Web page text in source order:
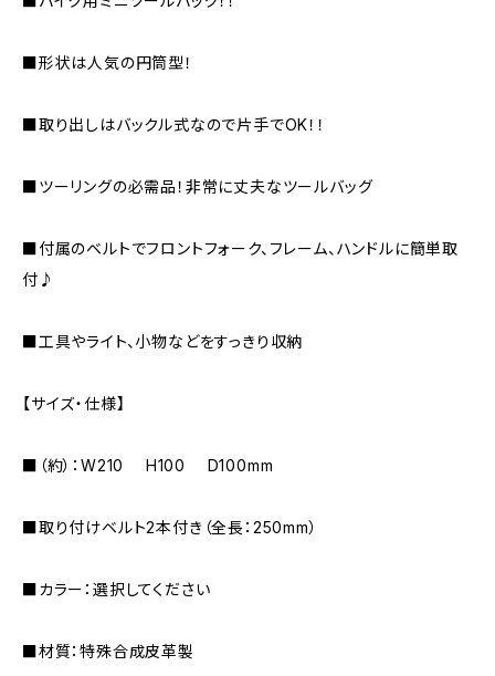
■形状は人気の円筒型！
■取り出しはバックル式なので片手でOK！！
■ツーリングの必需品！非常に丈夫なツールバッグ
■付属のベルトでフロントフォーク、フレーム、ハンドルに簡単取
付♪
■工具やライト、小物などをすっきり収納
【サイズ・仕様】
■（約）：W210 H100 D100mm
■取り付けベルト2本付き（全長：250mm）
■カラー：選択してください
■材質：特殊合成皮革製